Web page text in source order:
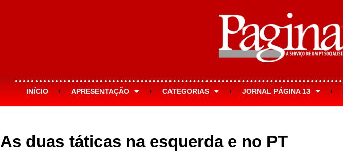
INÍCIO APRESENTAÇÃO CATEGORIAS JORNAL PÁGINA 13
As duas táticas na esquerda e no PT